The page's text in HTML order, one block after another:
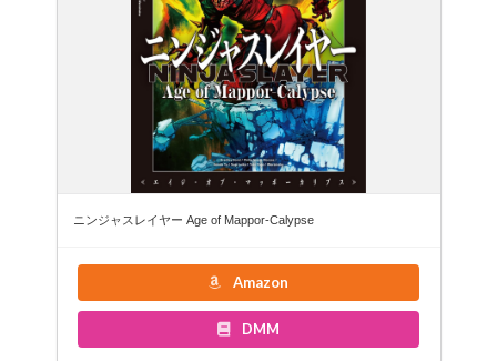
ニンジャスレイヤー Age of Mappor-Calypse
Amazon
DMM